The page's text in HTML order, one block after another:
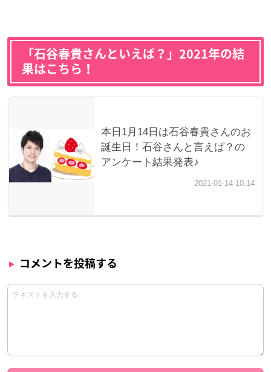
「石谷春貴さんといえば？」2021年の結
果はこちら！
コメントを投稿する